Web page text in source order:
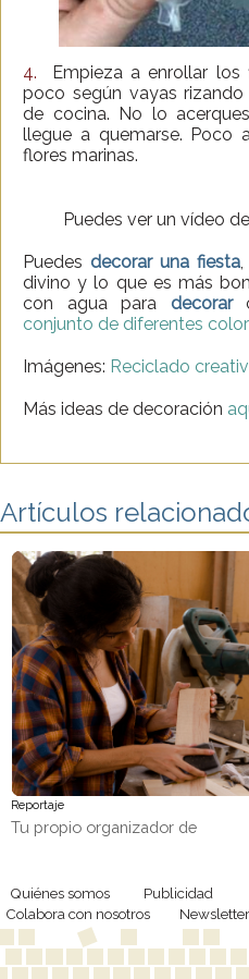
4. Empieza a enrollar los
poco según vayas rizando
de cocina. No lo
llegue a quemarse. Poco
flores marinas.
Puedes ver un vídeo
Puedes decorar una fiesta
divino y lo que es más
con agua para decorar
conjunto de diferentes
Imágenes: Reciclado
Más ideas de decoración
Artículos
Reportaje
Tu propio organizador de
Quiénes somos Publicidad
Colabora con nosotros
Newsletter